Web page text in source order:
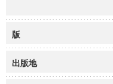
版
出版地